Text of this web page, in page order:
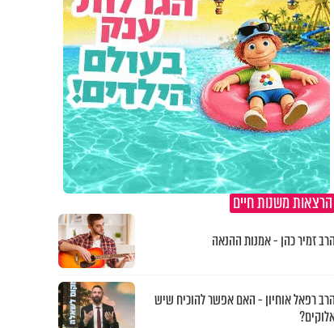
הרצאות משנות חיים
הרב זמיר כהן - אמנות ההנאה
הרב רפאל אוחיון - האם אפשר להוכיח שיש